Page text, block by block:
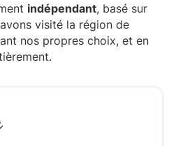
indépendant, basé sur
visité la région de
nos propres choix, et en